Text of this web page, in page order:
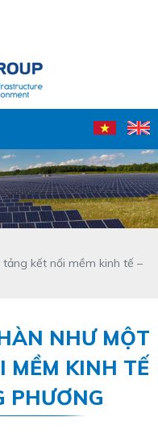
kết nối mềm kinh tế –
NHƯ MỘT
MỀM KINH TẾ
PHƯƠNG